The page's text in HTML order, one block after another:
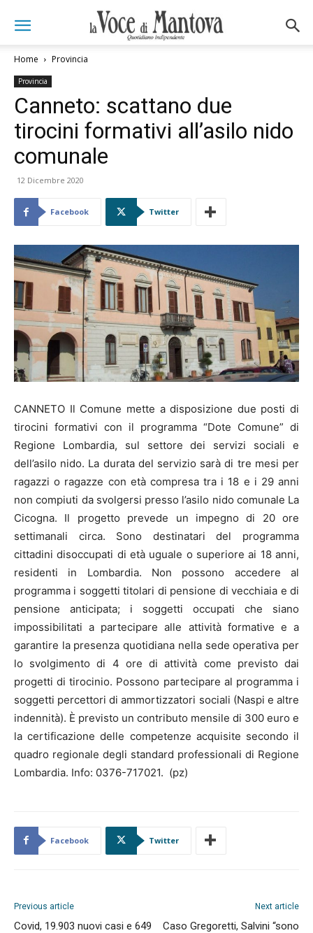
Home Provincia
Provincia
Canneto: scattano due
tirocini formativi all’asilo nido
comunale
12 Dicembre 2020
Facebook Twitter
CANNETO Il Comune mette a disposizione due posti di
tirocini formativi con il programma “Dote Comune” di
Regione Lombardia, sul settore dei servizi sociali e
dell’asilo nido. La durata del servizio sarà di tre mesi per
ragazzi o ragazze con età compresa tra i 18 e i 29 anni
non compiuti da svolgersi presso l’asilo nido comunale La
Cicogna. Il progetto prevede un impegno di 20 ore
settimanali circa. Sono destinatari del programma
cittadini disoccupati di età uguale o superiore ai 18 anni,
residenti in Lombardia. Non possono accedere al
programma i soggetti titolari di pensione di vecchiaia e di
pensione anticipata; i soggetti occupati che siano
impossibilitati a partecipare alle attività formative e a
garantire la presenza quotidiana nella sede operativa per
lo svolgimento di 4 ore di attività come previsto dai
progetti di tirocinio. Possono partecipare al programma i
soggetti percettori di ammortizzatori sociali (Naspi e altre
indennità). È previsto un contributo mensile di 300 euro e
la certificazione delle competenze acquisite secondo il
quadro regionale degli standard professionali di Regione
Lombardia. Info: 0376-717021. (pz)
Facebook Twitter
Previous article
Covid, 19.903 nuovi casi e 649
Next article
Caso Gregoretti, Salvini “sono